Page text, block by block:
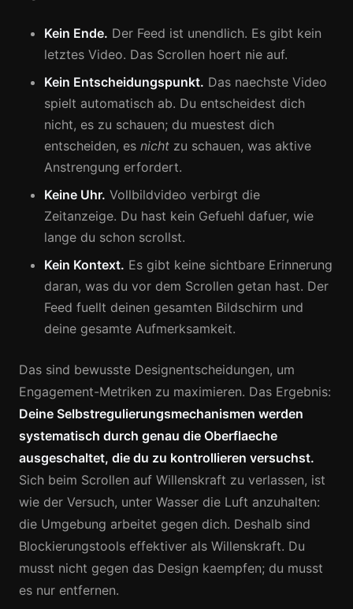
Kein Ende. Der Feed ist unendlich. Es gibt kein
letztes Video. Das Scrollen hoert nie auf.
Kein Entscheidungspunkt. Das naechste Video
spielt automatisch ab. Du entscheidest dich
nicht, es zu schauen; du muestest dich
entscheiden, es nicht zu schauen, was aktive
Anstrengung erfordert.
Keine Uhr. Vollbildvideo verbirgt die
Zeitanzeige. Du hast kein Gefuehl dafuer, wie
lange du schon scrollst.
Kein Kontext. Es gibt keine sichtbare Erinnerung
daran, was du vor dem Scrollen getan hast. Der
Feed fuellt deinen gesamten Bildschirm und
deine gesamte Aufmerksamkeit.
Das sind bewusste Designentscheidungen, um
Engagement-Metriken zu maximieren. Das Ergebnis:
Deine Selbstregulierungsmechanismen werden
systematisch durch genau die Oberflaeche
ausgeschaltet, die du zu kontrollieren versuchst.
Sich beim Scrollen auf Willenskraft zu verlassen, ist
wie der Versuch, unter Wasser die Luft anzuhalten:
die Umgebung arbeitet gegen dich. Deshalb sind
Blockierungstools effektiver als Willenskraft. Du
musst nicht gegen das Design kaempfen; du musst
es nur entfernen.